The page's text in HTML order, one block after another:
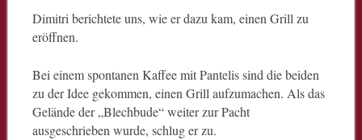
Dimitri berichtete uns, wie er dazu kam, einen Grill zu
eröffnen.
Bei einem spontanen Kaffee mit Pantelis sind die beiden
zu der Idee gekommen, einen Grill aufzumachen. Als das
Gelände der „Blechbude“ weiter zur Pacht
ausgeschrieben wurde, schlug er zu.